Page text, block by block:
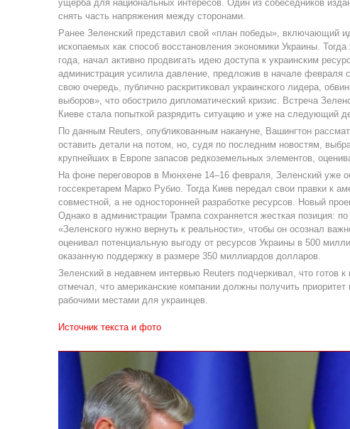
ущерба для национальных интересов. Один из собеседников
снять часть напряжения между сторонами.
Ранее Зеленский представил свой «план победы», включающий
ископаемых как способ восстановления экономики Украины.
года, начал активно продвигать идею доступа к украинским
администрация усилила давление, предложив в начале февраля
свою очередь, публично раскритиковал украинского лидера,
выборов», что обострило дипломатический кризис. Встреча
Киеве стала попыткой разрядить ситуацию и уже на следующий
По данным Reuters, опубликованным накануне, Вашингтон
оставить детали на потом, но, судя по последним новостям,
крупнейших в Европе запасов редкоземельных элементов,
На фоне переговоров в Мюнхене 14–16 февраля, Зеленский
госсекретарем Марко Рубио. Тогда Киев передал свои правки к
совместной, а не односторонней разработке ресурсов. Новый
Однако в администрации Трампа сохраняется жесткая позиция:
«Зеленского нужно вернуть к реальности», чтобы он осознал
оценивал потенциальную выгоду от ресурсов Украины в 500
оказанную поддержку в размере 350 миллиардов долларов.
Зеленский в недавнем интервью Reuters подчеркивал, что
отмечал, что американские компании должны получить
рабочими местами для украинцев.
Источник текста и фото